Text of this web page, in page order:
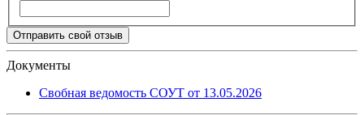
Отправить свой отзыв
Документы
Свобная ведомость СОУТ от 13.05.2026